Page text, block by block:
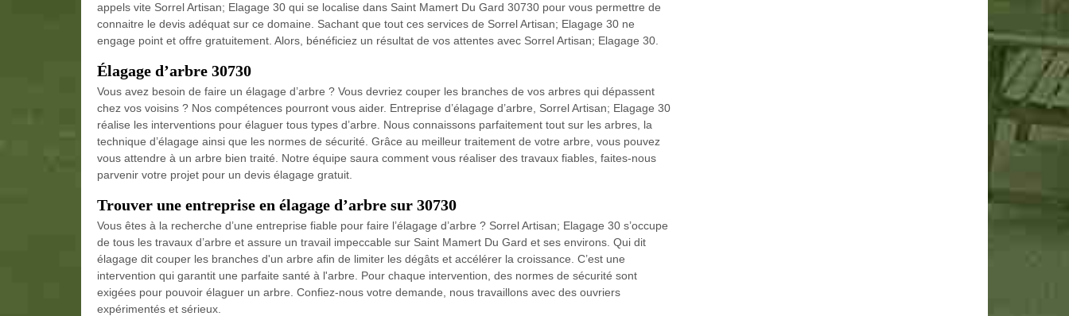
appels vite Sorrel Artisan; Elagage 30 qui se localise dans Saint Mamert Du Gard 30730 pour vous permettre de
connaitre le devis adéquat sur ce domaine. Sachant que tout ces services de Sorrel Artisan; Elagage 30 ne
engage point et offre gratuitement. Alors, bénéficiez un résultat de vos attentes avec Sorrel Artisan; Elagage 30.
Élagage d’arbre 30730
Vous avez besoin de faire un élagage d’arbre ? Vous devriez couper les branches de vos arbres qui dépassent
chez vos voisins ? Nos compétences pourront vous aider. Entreprise d’élagage d’arbre, Sorrel Artisan; Elagage 30
réalise les interventions pour élaguer tous types d’arbre. Nous connaissons parfaitement tout sur les arbres, la
technique d’élagage ainsi que les normes de sécurité. Grâce au meilleur traitement de votre arbre, vous pouvez
vous attendre à un arbre bien traité. Notre équipe saura comment vous réaliser des travaux fiables, faites-nous
parvenir votre projet pour un devis élagage gratuit.
Trouver une entreprise en élagage d’arbre sur 30730
Vous êtes à la recherche d’une entreprise fiable pour faire l’élagage d’arbre ? Sorrel Artisan; Elagage 30 s’occupe
de tous les travaux d’arbre et assure un travail impeccable sur Saint Mamert Du Gard et ses environs. Qui dit
élagage dit couper les branches d'un arbre afin de limiter les dégâts et accélérer la croissance. C’est une
intervention qui garantit une parfaite santé à l'arbre. Pour chaque intervention, des normes de sécurité sont
exigées pour pouvoir élaguer un arbre. Confiez-nous votre demande, nous travaillons avec des ouvriers
expérimentés et sérieux.